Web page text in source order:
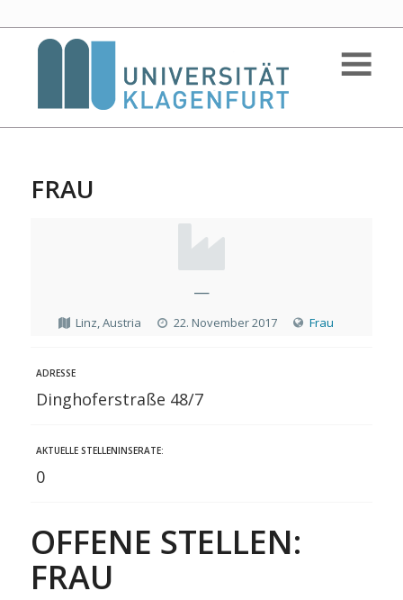
FRAU
—
Linz, Austria 22. November 2017 Frau
ADRESSE
Dinghoferstraße 48/7
AKTUELLE STELLENINSERATE:
0
OFFENE STELLEN:
FRAU